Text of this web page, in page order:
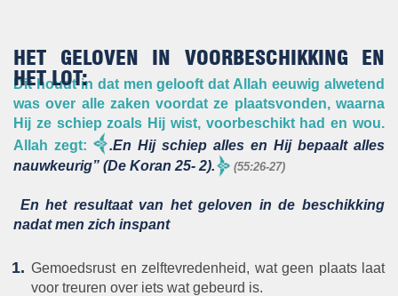
HET GELOVEN IN VOORBESCHIKKING EN
HET LOT:
Dit houdt in dat men gelooft dat Allah eeuwig alwetend
was over alle zaken voordat ze plaatsvonden, waarna
Hij ze schiep zoals Hij wist, voorbeschikt had en wou.
Allah zegt:
.En Hij schiep alles en Hij bepaalt alles
nauwkeurig” (De Koran 25- 2).
(55:26-27)
En het resultaat van het geloven in de beschikking
nadat men zich inspant
Gemoedsrust en zelftevredenheid, wat geen plaats laat
voor treuren over iets wat gebeurd is.